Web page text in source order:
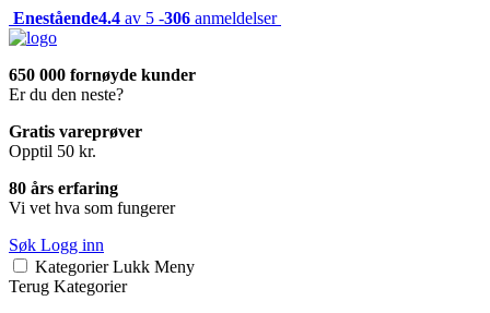
Enestående4.4 av 5 -306 anmeldelser
650 000 fornøyde kunder
Er du den neste?
Gratis vareprøver
Opptil 50 kr.
80 års erfaring
Vi vet hva som fungerer
Søk Logg inn
Kategorier Lukk Meny
Terug Kategorier